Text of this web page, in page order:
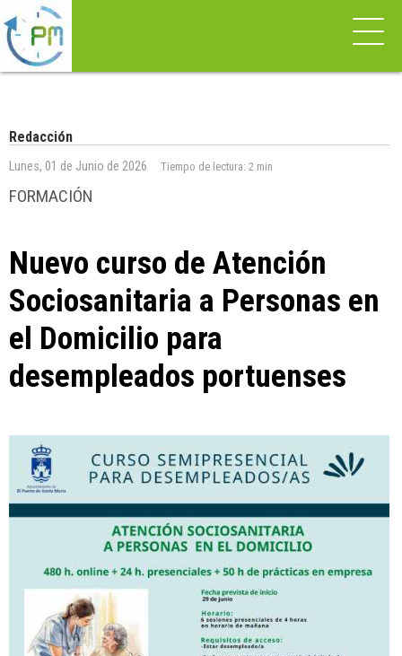
Redacción
Lunes, 01 de Junio de 2026 Tiempo de lectura: 2 min
FORMACIÓN
Nuevo curso de Atención
Sociosanitaria a Personas en
el Domicilio para
desempleados portuenses